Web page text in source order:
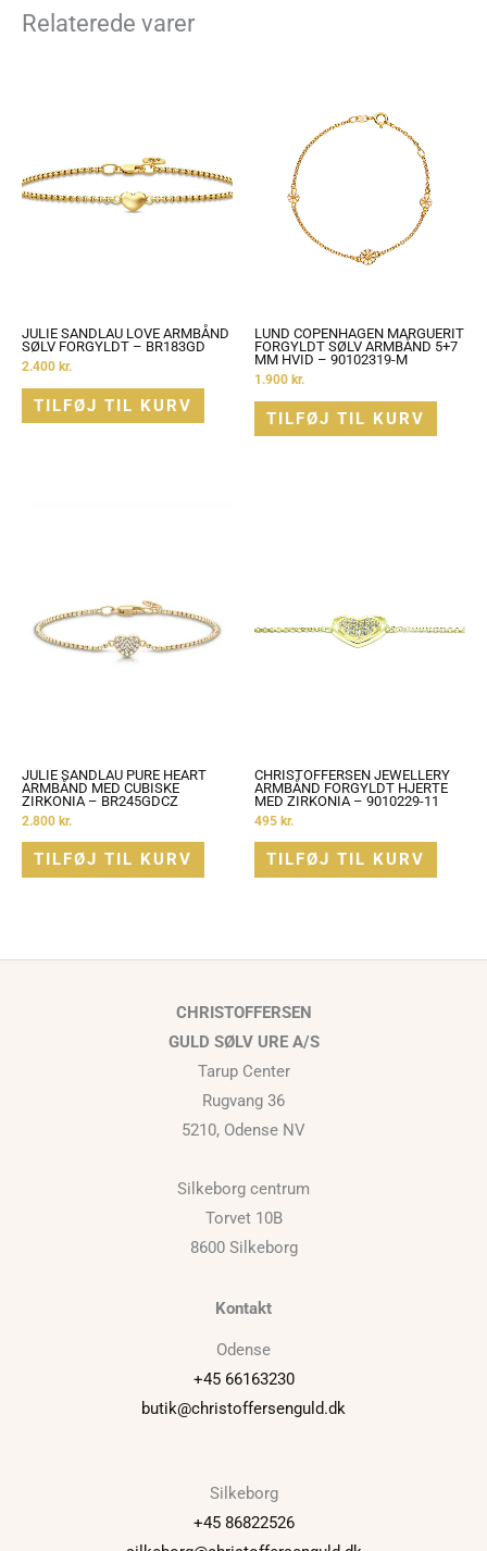
Relaterede varer
JULIE SANDLAU LOVE ARMBÅND
SØLV FORGYLDT – BR183GD
2.400 kr.
TILFØJ TIL KURV
LUND COPENHAGEN MARGUERIT
FORGYLDT SØLV ARMBÅND 5+7
MM HVID – 90102319-M
1.900 kr.
TILFØJ TIL KURV
JULIE SANDLAU PURE HEART
ARMBÅND MED CUBISKE
ZIRKONIA – BR245GDCZ
2.800 kr.
TILFØJ TIL KURV
CHRISTOFFERSEN JEWELLERY
ARMBÅND FORGYLDT HJERTE
MED ZIRKONIA – 9010229-11
495 kr.
TILFØJ TIL KURV
CHRISTOFFERSEN
GULD SØLV URE A/S
Tarup Center
Rugvang 36
5210, Odense NV
Silkeborg centrum
Torvet 10B
8600 Silkeborg
Kontakt
Odense
+45 66163230
butik@christoffersenguld.dk
Silkeborg
+45 86822526